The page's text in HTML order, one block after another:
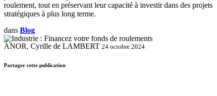
roulement, tout en préservant leur capacité à investir dans des projets
stratégiques à plus long terme.
dans Blog
ANOR, Cyrille de LAMBERT 24 octobre 2024
Partager cette publication